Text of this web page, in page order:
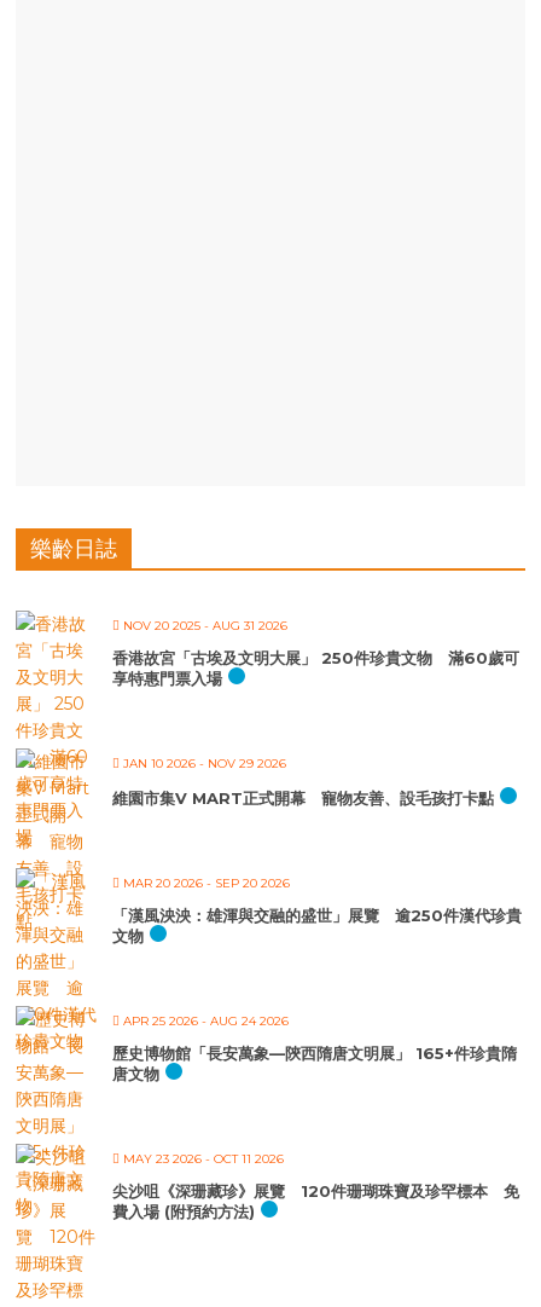
樂齡日誌
NOV 20 2025 - AUG 31 2026
香港故宮「古埃及文明大展」 250件珍貴文物 滿60歲可
享特惠門票入場
JAN 10 2026 - NOV 29 2026
維園市集V MART正式開幕 寵物友善、設毛孩打卡點
MAR 20 2026 - SEP 20 2026
「漢風泱泱：雄渾與交融的盛世」展覽 逾250件漢代珍貴
文物
APR 25 2026 - AUG 24 2026
歷史博物館「長安萬象—陝西隋唐文明展」 165+件珍貴隋
唐文物
MAY 23 2026 - OCT 11 2026
尖沙咀《深珊藏珍》展覽 120件珊瑚珠寶及珍罕標本 免
費入場 (附預約方法)